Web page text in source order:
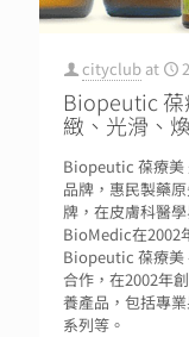
cityclub at
Biopeutic 葆
緻、光滑、
Biopeutic 葆療美
品牌，惠民製藥
牌，在皮膚科醫
BioMedic在2002
Biopeutic 葆療美
合作，在2002年
養產品，包括專
系列等。